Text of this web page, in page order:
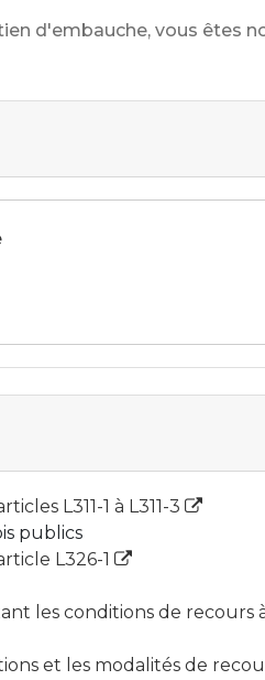
d'embauche, vous êtes
L311-1 à L311-3
publics
L326-1
les conditions de recours
et les modalités de